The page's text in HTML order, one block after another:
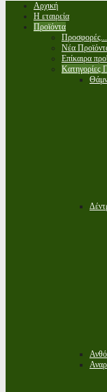
Αρχική
Η εταιρεία
Προϊόντα
Προσφορές...
Νέα
Επίκαιρα
Κατηγορίες